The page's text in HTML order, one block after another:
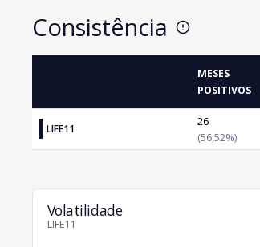
Consistência
MESES
POSITIVOS
LIFE11
26
(56,52%)
Volatilidade
LIFE11